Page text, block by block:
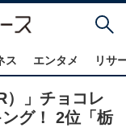
ス エンタメ リサ
）」チョコレ
グ！ 2位「栃